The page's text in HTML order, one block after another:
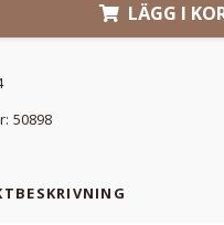
LÄGG I
50898